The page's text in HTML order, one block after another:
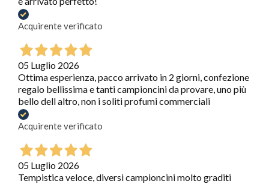
Acquirente verificato
05 Luglio 2026
Ottima esperienza, pacco arrivato in 2 giorni, confezione
regalo bellissima e tanti campioncini da provare, uno più
bello dell altro, non i soliti profumi commerciali
Acquirente verificato
05 Luglio 2026
Tempistica veloce, diversi campioncini molto graditi